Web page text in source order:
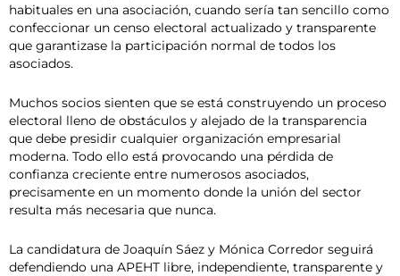
habituales en una asociación, cuando sería tan sencillo como
confeccionar un censo electoral actualizado y transparente
que garantizase la participación normal de todos los
asociados.
Muchos socios sienten que se está construyendo un proceso
electoral lleno de obstáculos y alejado de la transparencia
que debe presidir cualquier organización empresarial
moderna. Todo ello está provocando una pérdida de
confianza creciente entre numerosos asociados,
precisamente en un momento donde la unión del sector
resulta más necesaria que nunca.
La candidatura de Joaquín Sáez y Mónica Corredor seguirá
defendiendo una APEHT libre, independiente, transparente y